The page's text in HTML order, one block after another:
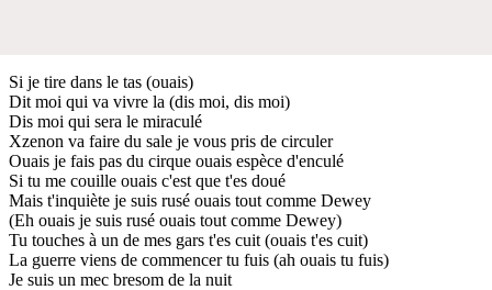
Si je tire dans le tas (ouais)
Dit moi qui va vivre la (dis moi, dis moi)
Dis moi qui sera le miraculé
Xzenon va faire du sale je vous pris de circuler
Ouais je fais pas du cirque ouais espèce d'enculé
Si tu me couille ouais c'est que t'es doué
Mais t'inquiète je suis rusé ouais tout comme Dewey
(Eh ouais je suis rusé ouais tout comme Dewey)
Tu touches à un de mes gars t'es cuit (ouais t'es cuit)
La guerre viens de commencer tu fuis (ah ouais tu fuis)
Je suis un mec bresom de la nuit